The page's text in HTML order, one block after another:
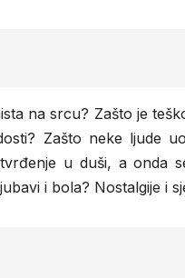
na srcu? Zašto je
Zašto neke ljude
u duši, a onda
i bola? Nostalgije i